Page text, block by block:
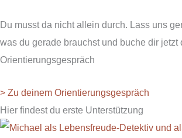
Du musst da nicht allein durch. Lass uns
was du gerade brauchst und buche dir jetzt
Orientierungsgespräch
> Zu deinem Orientierungsgespräch
Hier findest du erste Unterstützung